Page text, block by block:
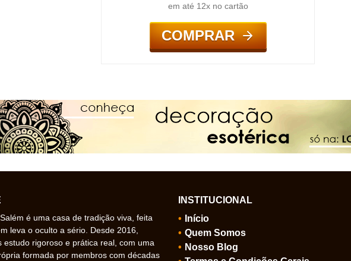
em até 12x no cartão
COMPRAR
é uma casa de tradição viva, feita
leva o oculto a sério. Desde 2016,
estudo rigoroso e prática real, com uma
formada por membros com décadas
INSTITUCIONAL
Início
Quem Somos
Nosso Blog